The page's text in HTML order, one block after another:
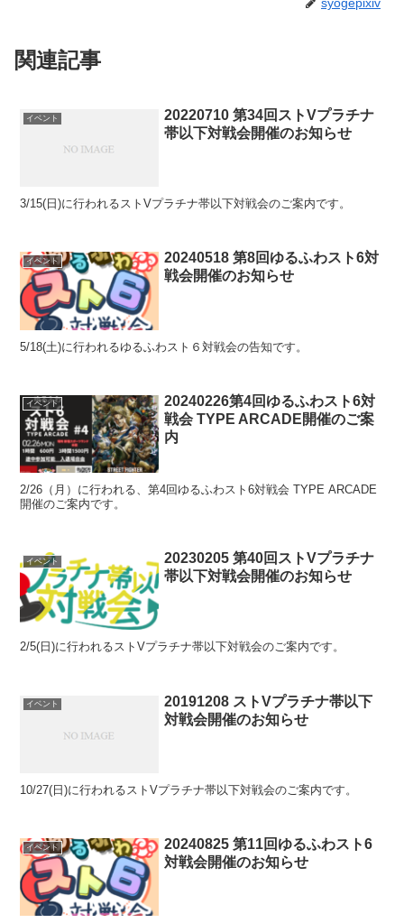
関連記事
イベント
20220710 第34回ストVプラチナ
帯以下対戦会開催のお知らせ
3/15(日)に行われるストVプラチナ帯以下対戦会のご案内です。
イベント
20240518 第8回ゆるふわスト6対
戦会開催のお知らせ
5/18(土)に行われるゆるふわスト６対戦会の告知です。
イベント
20240226第4回ゆるふわスト6対
戦会 TYPE ARCADE開催のご案
内
2/26（月）に行われる、第4回ゆるふわスト6対戦会 TYPE ARCADE
開催のご案内です。
イベント
20230205 第40回ストVプラチナ
帯以下対戦会開催のお知らせ
2/5(日)に行われるストVプラチナ帯以下対戦会のご案内です。
イベント
20191208 ストVプラチナ帯以下
対戦会開催のお知らせ
10/27(日)に行われるストVプラチナ帯以下対戦会のご案内です。
イベント
20240825 第11回ゆるふわスト6
対戦会開催のお知らせ